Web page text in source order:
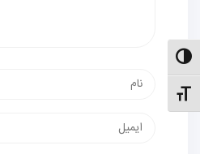
حالت کنتراست بالا
تنظیم اندازهٔ فونت
پست